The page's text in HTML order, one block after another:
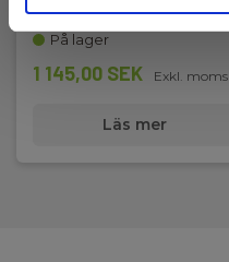
På lager
1 145,00 SEK Exkl. moms
Läs mer